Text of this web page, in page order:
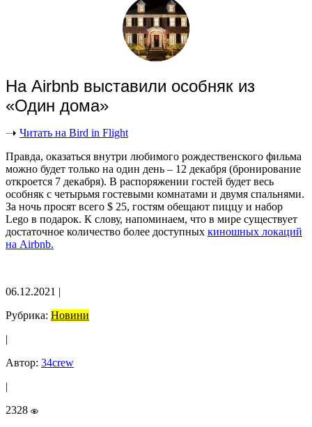
На Airbnb выставили особняк из
«Один дома»
Читать на Bird in Flight
Правда, оказаться внутри любимого рождественского фильма
можно будет только на один день – 12 декабря (бронирование
откроется 7 декабря). В распоряжении гостей будет весь
особняк с четырьмя гостевыми комнатами и двумя спальнями.
За ночь просят всего $ 25, гостям обещают пиццу и набор
Lego в подарок. К слову, напоминаем, что в мире существует
достаточное количество более доступных киношных локаций
на Airbnb.
06.12.2021 |
Рубрика: Новини
|
Автор: 34crew
|
2328